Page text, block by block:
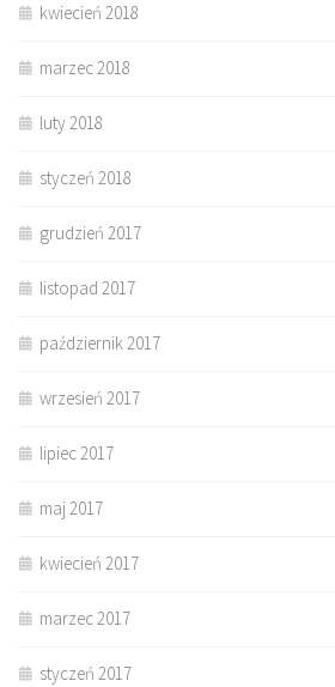
kwiecień 2018
marzec 2018
luty 2018
styczeń 2018
grudzień 2017
listopad 2017
październik 2017
wrzesień 2017
lipiec 2017
maj 2017
kwiecień 2017
marzec 2017
styczeń 2017